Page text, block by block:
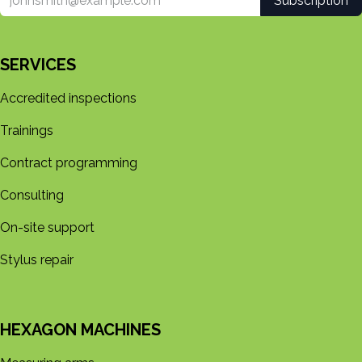
SERVICES
Accredited inspections
Trainings
Contract programming
Consulting
On-site support
Stylus repair
HEXAGON MACHINES